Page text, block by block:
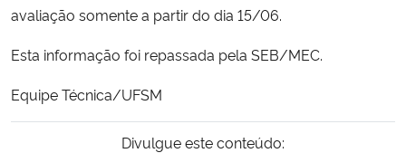
Ministério do Meio Ambiente
Ministério do Turismo
Ministério do Desenvolvimento Regional
avaliação somente a partir do dia 15/06.
Esta informação foi repassada pela SEB/MEC.
Equipe Técnica/UFSM
Divulgue este conteúdo: